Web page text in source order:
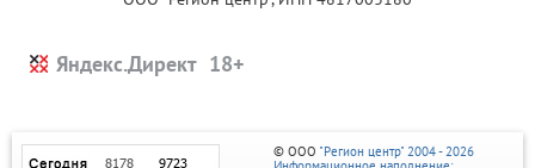
Яндекс.Директ
© ООО "Регион центр" 2004 - 2026